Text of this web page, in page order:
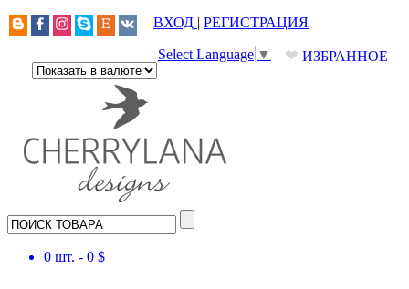
ВХОД | РЕГИСТРАЦИЯ
❤ ИЗБРАННОЕ
Select Language ▼
0 шт. - 0 $